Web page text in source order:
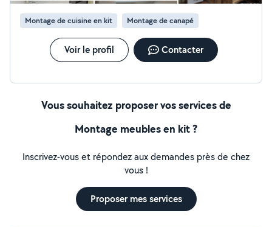
Montage de cuisine en kit Montage de canapé
Voir le profil Contacter
Vous souhaitez proposer vos services de
Montage meubles en kit ?
Inscrivez-vous et répondez aux demandes près de chez
vous !
Proposer mes services